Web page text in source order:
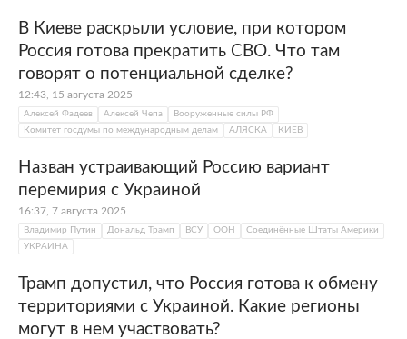
В Киеве раскрыли условие, при котором
Россия готова прекратить СВО. Что там
говорят о потенциальной сделке?
12:43, 15 августа 2025
Алексей Фадеев Алексей Чепа
Вооруженные силы РФ
Комитет госдумы по международным делам
АЛЯСКА КИЕВ
Назван устраивающий Россию вариант
перемирия с Украиной
16:37, 7 августа 2025
Владимир Путин Дональд Трамп ВСУ ООН
Соединённые Штаты Америки
УКРАИНА
Трамп допустил, что Россия готова к обмену
территориями с Украиной. Какие регионы
могут в нем участвовать?